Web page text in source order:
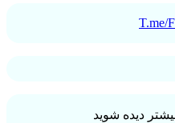
T.me/
دیده شوید